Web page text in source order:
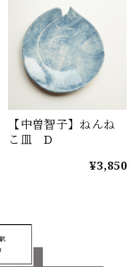
【中曽智子】ねんね
こ皿 D
¥3,850